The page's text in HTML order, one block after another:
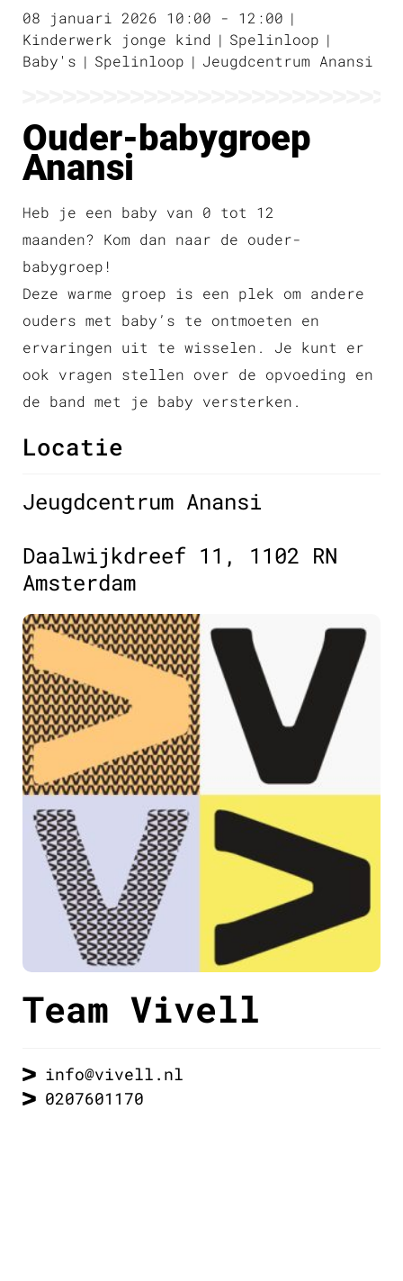
08 januari 2026 10:00 - 12:00
Kinderwerk jonge kind
Spelinloop
Baby's
Spelinloop Jeugdcentrum Anansi
Ouder-babygroep
Anansi
Heb je een baby van 0 tot 12
maanden? Kom dan naar de ouder-
babygroep!
Deze warme groep is een plek om andere
ouders met baby’s te ontmoeten en
ervaringen uit te wisselen. Je kunt er
ook vragen stellen over de opvoeding en
de band met je baby versterken.
Locatie
Jeugdcentrum Anansi
Daalwijkdreef 11, 1102 RN
Amsterdam
Team Vivell
info@vivell.nl
0207601170